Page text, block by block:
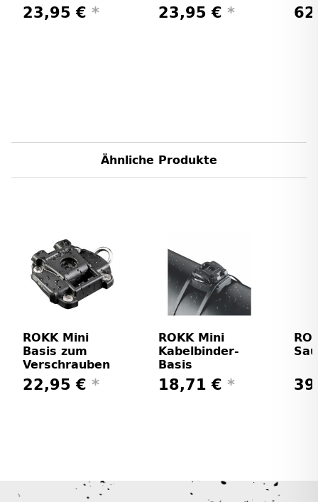
23,95 € * 23,95 € *
Ähnliche Produkte
ROKK Mini
Basis zum
Verschrauben
22,95 € *
ROKK Mini
Kabelbinder-
Basis
18,71 € *